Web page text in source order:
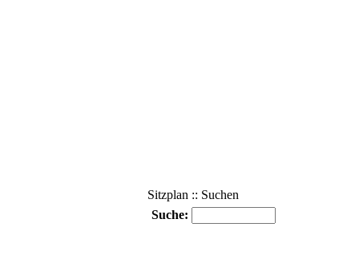
Sitzplan :: Suchen
Suche: